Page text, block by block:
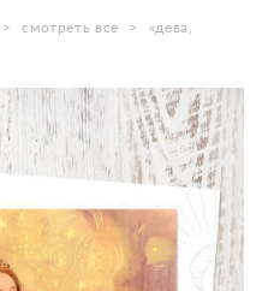
> смотреть все >
«дева,